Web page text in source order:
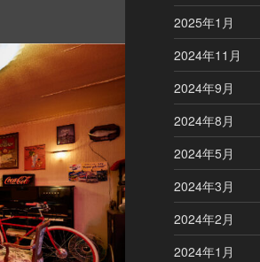
2025年1月
2024年11月
2024年9月
2024年8月
2024年5月
2024年3月
2024年2月
2024年1月